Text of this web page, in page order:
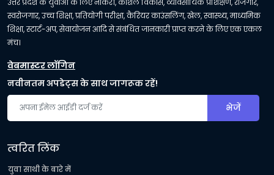
स्वरोजगार, उच्च शिक्षा, प्रतियोगी परीक्षा, कैरियर काउंसलिंग, खेल, स्वास्थ्य, माध्यमिक
शिक्षा, स्टार्ट-अप, सेवायोजन आदि से संबंधित जानकारी प्राप्त करने के लिए एक एकल
मंच।
वेबमास्टर लॉगिन
नवीनतम अपडेट्स के साथ जागरूक रहें!
भेजें
त्वरित लिंक
युवा साथी के बारे में